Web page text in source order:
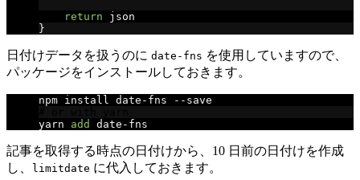
return json
}
日付けデータを扱うのに date-fns を使用していますので、
パッケージをインストールしておきます。
npm install date - fns -- save
yarn add date - fns
記事を取得する時点の日付けから、10 日前の日付けを作成
し、
limitdate に代入しておきます。